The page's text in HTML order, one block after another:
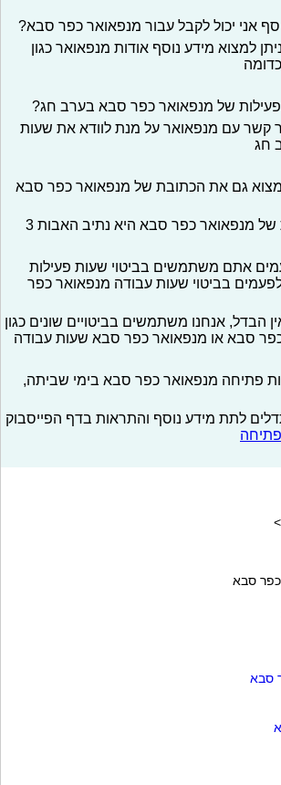
אני יכול לקבל עבור מנפאואר כפר סבא?
למצוא מידע נוסף אודות מנפאואר כגון
של מנפאואר כפר סבא בערב חג?
קשר עם מנפאואר על מנת לוודא את שעות
חג
גם את הכתובת של מנפאואר כפר סבא
של מנפאואר כפר סבא היא נתיב האבות 3
אתם משתמשים בביטוי שעות פעילות
בביטוי שעות עבודה מנפאואר כפר
הבדל, אנחנו משתמשים בביטויים שונים כגון
סבא או מנפאואר כפר סבא שעות עבודה
פתיחה מנפאואר כפר סבא בימי שביתה,
לתת מידע נוסף והתראות בדף הפייסבוק
>
סבא
סבא